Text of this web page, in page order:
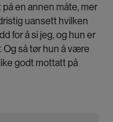
en annen måte, mer
uansett hvilken
for å si jeg, og hun er
Og så tør hun å være
godt mottatt på